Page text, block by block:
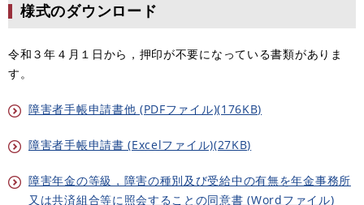
様式のダウンロード
令和３年４月１日から，押印が不要になっている書類がありま
す。
障害者手帳申請書他 (PDFファイル)(176KB)
障害者手帳申請書 (Excelファイル)(27KB)
障害年金の等級，障害の種別及び受給中の有無を年金事務所
又は共済組合等に照会することの同意書 (Wordファイル)